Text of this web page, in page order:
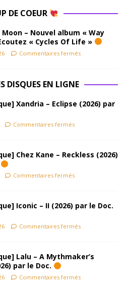
DE COEUR
– Nouvel album « Way
« Cycles Of Life »
Commentaires fermés
DISQUES EN LIGNE
Xandria – Eclipse (2026) par
Commentaires fermés
Chez Kane – Reckless (2026)
Commentaires fermés
Iconic – II (2026) par le Doc.
Commentaires fermés
Lalu – A Mythmaker’s
par le Doc.
Commentaires fermés